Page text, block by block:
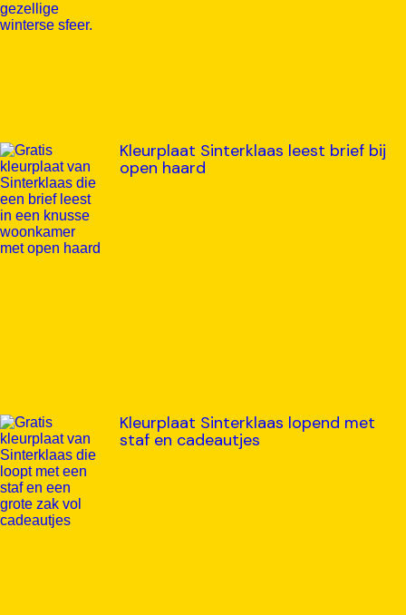
Kleurplaat Sinterklaas leest brief bij
open haard
Kleurplaat Sinterklaas lopend met
staf en cadeautjes